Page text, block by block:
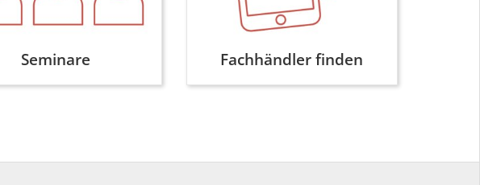
Seminare Fachhändler finden